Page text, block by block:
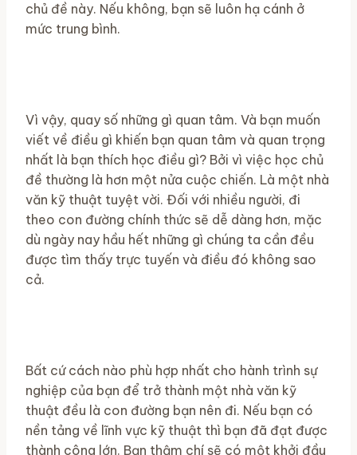
chủ đề này. Nếu không, bạn sẽ luôn hạ cánh ở
mức trung bình.
Vì vậy, quay số những gì quan tâm. Và bạn muốn
viết về điều gì khiến bạn quan tâm và quan trọng
nhất là bạn thích học điều gì? Bởi vì việc học chủ
đề thường là hơn một nửa cuộc chiến. Là một nhà
văn kỹ thuật tuyệt vời. Đối với nhiều người, đi
theo con đường chính thức sẽ dễ dàng hơn, mặc
dù ngày nay hầu hết những gì chúng ta cần đều
được tìm thấy trực tuyến và điều đó không sao
cả.
Bất cứ cách nào phù hợp nhất cho hành trình sự
nghiệp của bạn để trở thành một nhà văn kỹ
thuật đều là con đường bạn nên đi. Nếu bạn có
nền tảng về lĩnh vực kỹ thuật thì bạn đã đạt được
thành công lớn. Bạn thậm chí sẽ có một khởi đầu